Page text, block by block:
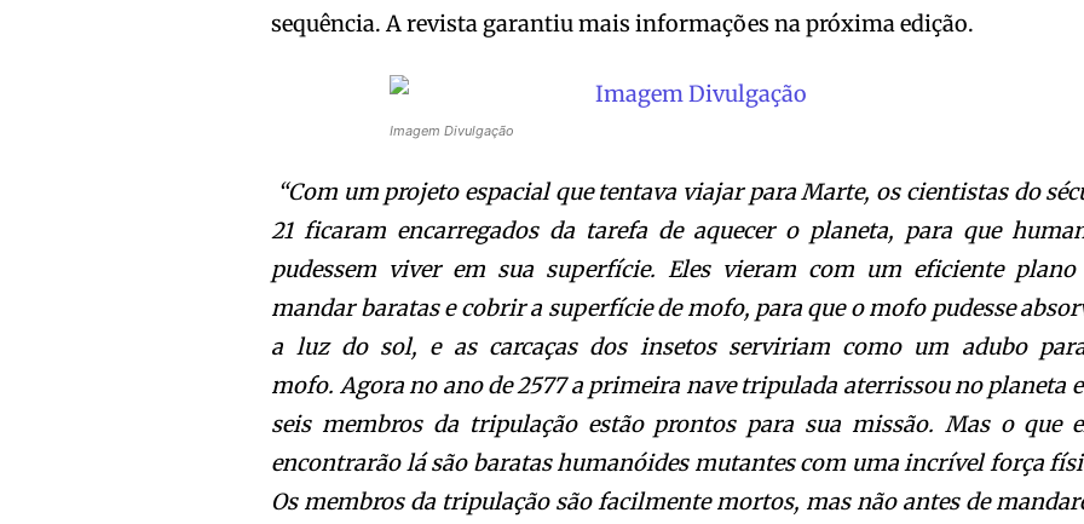
sequência. A revista garantiu mais informações na próxima edição.
Imagem Divulgação
“Com um projeto espacial que tentava viajar para Marte, os cientistas do
21 ficaram encarregados da tarefa de aquecer o planeta, para que
pudessem viver em sua superfície. Eles vieram com um eficiente plano
mandar baratas e cobrir a superfície de mofo, para que o mofo pudesse
a luz do sol, e as carcaças dos insetos serviriam como um adubo
mofo. Agora no ano de 2577 a primeira nave tripulada aterrissou no planeta
seis membros da tripulação estão prontos para sua missão. Mas o que
encontrarão lá são baratas humanóides mutantes com uma incrível força
Os membros da tripulação são facilmente mortos, mas não antes de